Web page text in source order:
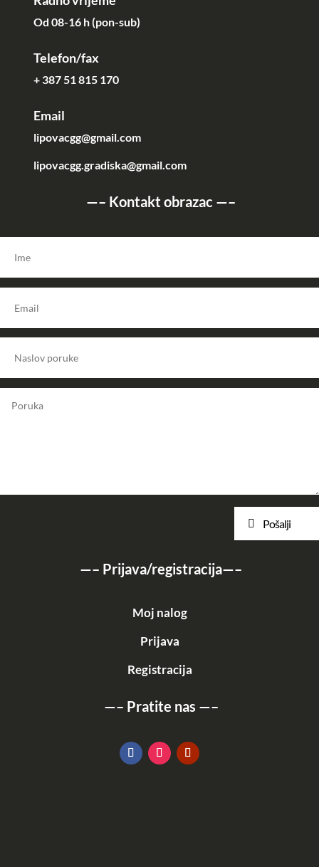
Od 08-16 h (pon-sub)
Telefon/fax
+ 387 51 815 170
Email
lipovacgg@gmail.com
lipovacgg.gradiska@gmail.com
—– Kontakt obrazac —–
Pošalji
—– Prijava/registracija—–
Moj nalog
Prijava
Registracija
—– Pratite nas —–